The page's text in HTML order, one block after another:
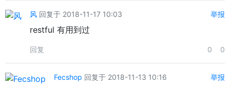
风 回复于 2018-11-17 10:03 举报
restful 有用到过
回复 0 0
Fecshop 回复于 2018-11-13 10:16 举报